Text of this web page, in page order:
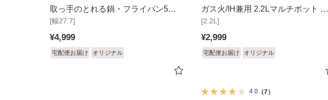
[幅27.7]
取っ手のとれる鍋・フライパン5点
セット ソフィス
¥4,999
宅配便お届け オリジナル
[2.2L]
ガス火/IH兼用 2.2Lマルチポット ポ
ワレ2
¥2,999
宅配便お届け オリジナル
4.0 （7）